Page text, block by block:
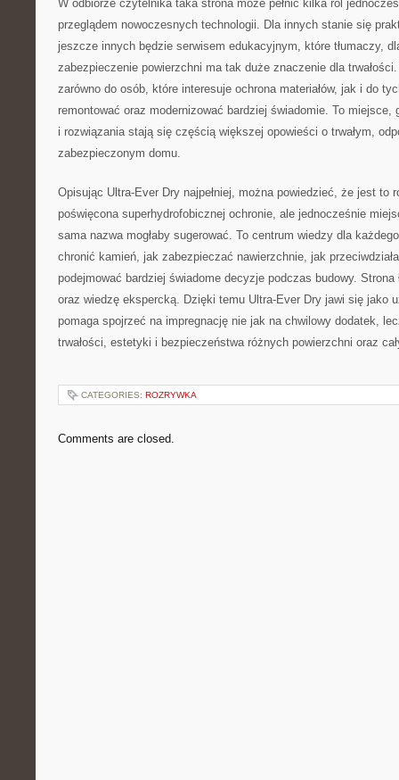
W odbiorze czytelnika taka strona może pełnić kilka ról
przeglądem nowoczesnych technologii. Dla innych stanie się
jeszcze innych będzie serwisem edukacyjnym, które tłumaczy,
zabezpieczenie powierzchni ma tak duże znaczenie dla
zarówno do osób, które interesuje ochrona materiałów, jak i do
remontować oraz modernizować bardziej świadomie. To miejsce,
i rozwiązania stają się częścią większej opowieści o trwałym,
zabezpieczonym domu.
Opisując Ultra-Ever Dry najpełniej, można powiedzieć, że jest to
poświęcona superhydrofobicznej ochronie, ale jednocześnie
sama nazwa mogłaby sugerować. To centrum wiedzy dla
chronić kamień, jak zabezpieczać nawierzchnie, jak
podejmować bardziej świadome decyzje podczas budowy.
oraz wiedzę ekspercką. Dzięki temu Ultra-Ever Dry jawi się jako
pomaga spojrzeć na impregnację nie jak na chwilowy dodatek,
trwałości, estetyki i bezpieczeństwa różnych powierzchni oraz
CATEGORIES: ROZRYWKA
Comments are closed.